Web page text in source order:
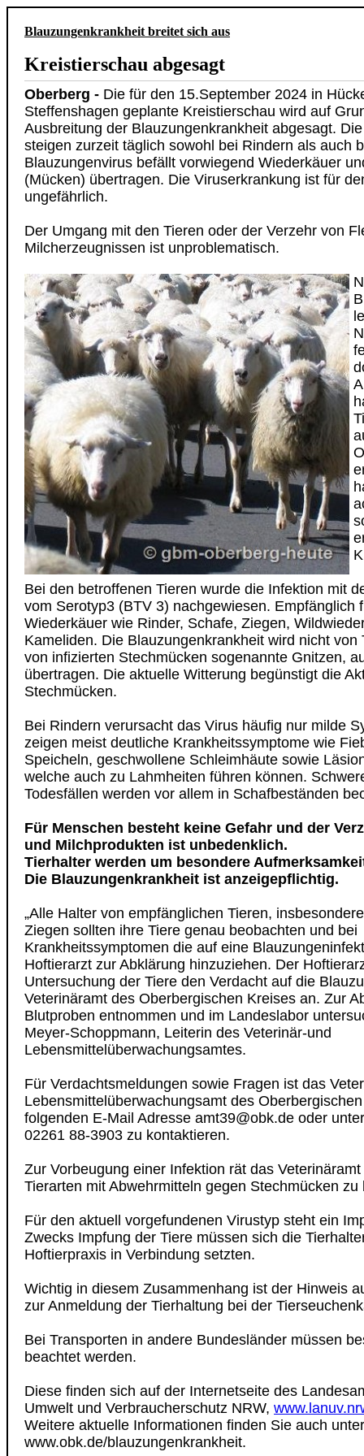
Blauzungenkrankheit breitet sich aus
Kreistierschau abgesagt
Oberberg - Die für den 15.September 2024 in
Steffenshagen geplante Kreistierschau wird auf
Ausbreitung der Blauzungenkrankheit abgesagt.
steigen zurzeit täglich sowohl bei Rindern als auch
Blauzungenvirus befällt vorwiegend Wiederkäuer
(Mücken) übertragen. Die Viruserkrankung ist für
ungefährlich.
Der Umgang mit den Tieren oder der Verzehr von
Milcherzeugnissen ist unproblematisch.
Bei den betroffenen Tieren wurde die Infektion mit
vom Serotyp3 (BTV 3) nachgewiesen. Empfänglich
Wiederkäuer wie Rinder, Schafe, Ziegen,
Kameliden. Die Blauzungenkrankheit wird nicht von
von infizierten Stechmücken sogenannte Gnitzen,
übertragen. Die aktuelle Witterung begünstigt die
Stechmücken.
Bei Rindern verursacht das Virus häufig nur milde
zeigen meist deutliche Krankheitssymptome wie
Speicheln, geschwollene Schleimhäute sowie
welche auch zu Lahmheiten führen können.
Todesfällen werden vor allem in Schafbeständen
Für Menschen besteht keine Gefahr und der
und Milchprodukten ist unbedenklich.
Tierhalter werden um besondere
Die Blauzungenkrankheit ist anzeigepflichtig.
„Alle Halter von empfänglichen Tieren,
Ziegen sollten ihre Tiere genau beobachten und bei
Krankheitssymptomen die auf eine
Hoftierarzt zur Abklärung hinzuziehen. Der
Untersuchung der Tiere den Verdacht auf die
Veterinäramt des Oberbergischen Kreises an. Zur
Blutproben entnommen und im Landeslabor
Meyer-Schoppmann, Leiterin des Veterinär-und
Lebensmittelüberwachungsamtes.
Für Verdachtsmeldungen sowie Fragen ist das
Lebensmittelüberwachungsamt des
folgenden E-Mail Adresse amt39@obk.de oder
02261 88-3903 zu kontaktieren.
Zur Vorbeugung einer Infektion rät das
Tierarten mit Abwehrmitteln gegen Stechmücken zu
Für den aktuell vorgefundenen Virustyp steht ein
Zwecks Impfung der Tiere müssen sich die
Hoftierpraxis in Verbindung setzten.
Wichtig in diesem Zusammenhang ist der Hinweis
zur Anmeldung der Tierhaltung bei der
Bei Transporten in andere Bundesländer müssen
beachtet werden.
Diese finden sich auf der Internetseite des
Umwelt und Verbraucherschutz NRW,
Weitere aktuelle Informationen finden Sie auch unter
www.obk.de/blauzungenkrankheit.